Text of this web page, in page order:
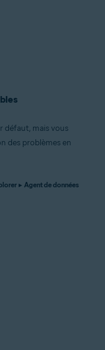
défaut, mais vous
des problèmes en
▸ Agent de données